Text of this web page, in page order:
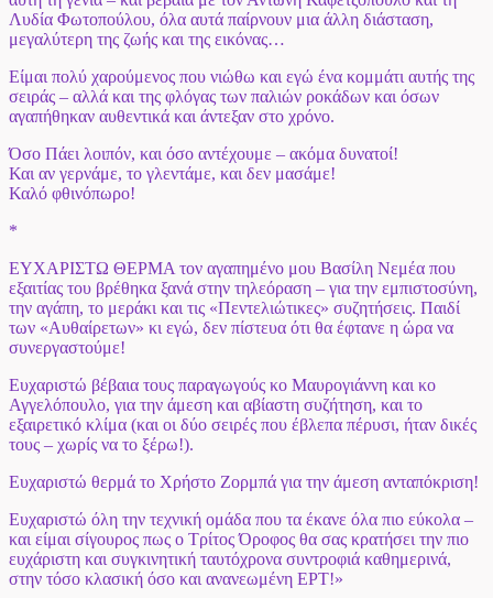
Λυδία Φωτοπούλου, όλα αυτά παίρνουν μια άλλη διάσταση,
μεγαλύτερη της ζωής και της εικόνας…
Είμαι πολύ χαρούμενος που νιώθω και εγώ ένα κομμάτι αυτής της
σειράς – αλλά και της φλόγας των παλιών ροκάδων και όσων
αγαπήθηκαν αυθεντικά και άντεξαν στο χρόνο.
Όσο Πάει λοιπόν, και όσο αντέχουμε – ακόμα δυνατοί!
Και αν γερνάμε, το γλεντάμε, και δεν μασάμε!
Καλό φθινόπωρο!
*
ΕΥΧΑΡΙΣΤΩ ΘΕΡΜΑ τον αγαπημένο μου Βασίλη Νεμέα που
εξαιτίας του βρέθηκα ξανά στην τηλεόραση – για την εμπιστοσύνη,
την αγάπη, το μεράκι και τις «Πεντελιώτικες» συζητήσεις. Παιδί
των «Αυθαίρετων» κι εγώ, δεν πίστευα ότι θα έφτανε η ώρα να
συνεργαστούμε!
Ευχαριστώ βέβαια τους παραγωγούς κο Μαυρογιάννη και κο
Αγγελόπουλο, για την άμεση και αβίαστη συζήτηση, και το
εξαιρετικό κλίμα (και οι δύο σειρές που έβλεπα πέρυσι, ήταν δικές
τους – χωρίς να το ξέρω!).
Ευχαριστώ θερμά το Χρήστο Ζορμπά για την άμεση ανταπόκριση!
Ευχαριστώ όλη την τεχνική ομάδα που τα έκανε όλα πιο εύκολα –
και είμαι σίγουρος πως ο Τρίτος Όροφος θα σας κρατήσει την πιο
ευχάριστη και συγκινητική ταυτόχρονα συντροφιά καθημερινά,
στην τόσο κλασική όσο και ανανεωμένη ΕΡΤ!»